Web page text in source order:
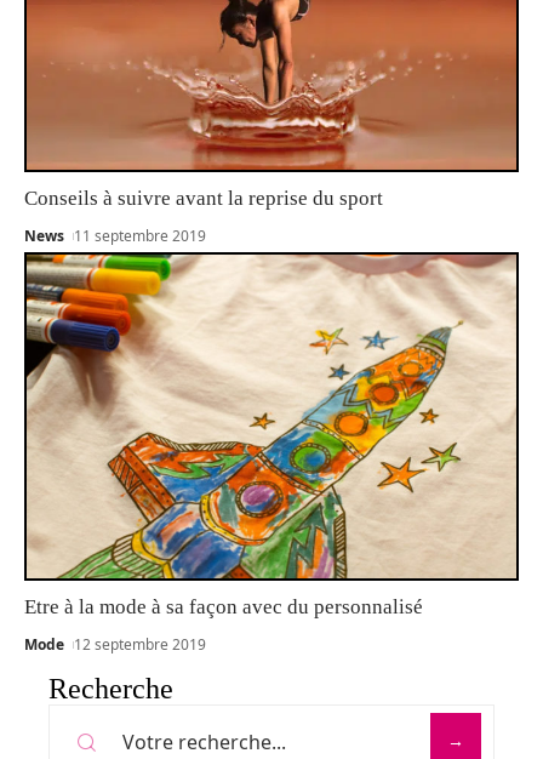
Conseils à suivre avant la reprise du sport
News 11 septembre 2019
Etre à la mode à sa façon avec du personnalisé
Mode 12 septembre 2019
Recherche